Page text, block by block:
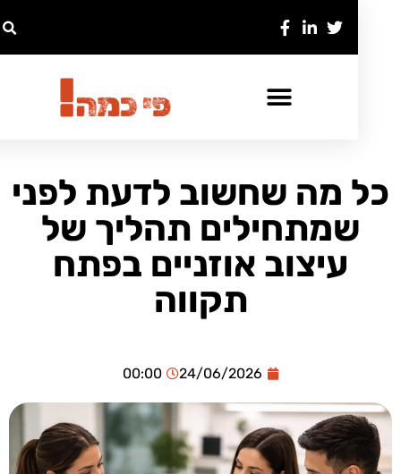
מה שחשוב לדעת לפני
שמתחילים תהליך של
עיצוב אוזניים בפתח
תקווה
24/06/2026
00:00